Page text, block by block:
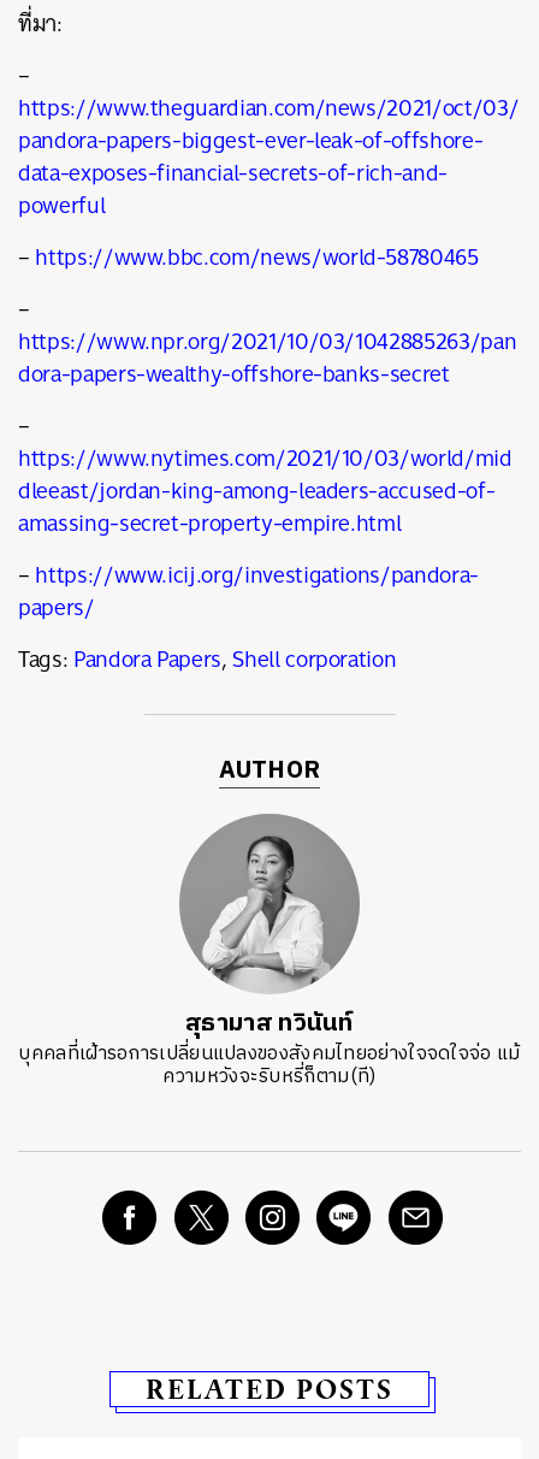
ที่มา:
–
https://www.theguardian.com/news/2021/oct/03/
pandora-papers-biggest-ever-leak-of-offshore-
data-exposes-financial-secrets-of-rich-and-
powerful
–https://www.bbc.com/news/world-58780465
–
https://www.npr.org/2021/10/03/1042885263/pan
dora-papers-wealthy-offshore-banks-secret
–
https://www.nytimes.com/2021/10/03/world/mid
dleeast/jordan-king-among-leaders-accused-of-
amassing-secret-property-empire.html
–https://www.icij.org/investigations/pandora-
papers/
Tags:Pandora Papers,Shell corporation
AUTHOR
สุธามาส ทวินันท์
บุคคลที่เฝ้ารอการเปลี่ยนแปลงของสังคมไทยอย่างใจจดใจจ่อ แม้
ความหวังจะริบหรี่ก็ตาม(ที)
RELATED POSTS